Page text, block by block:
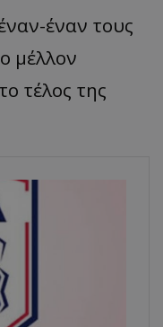
έναν τους
μέλλον
τέλος της